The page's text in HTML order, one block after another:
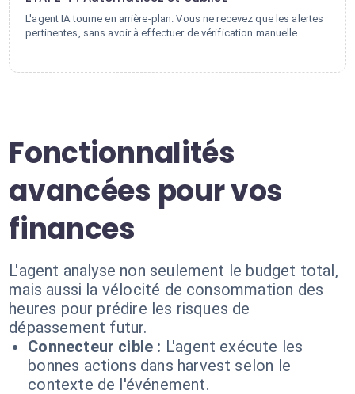
L'agent IA tourne en arrière-plan. Vous ne recevez que les alertes
pertinentes, sans avoir à effectuer de vérification manuelle.
Fonctionnalités
avancées pour vos
finances
L'agent analyse non seulement le budget total,
mais aussi la vélocité de consommation des
heures pour prédire les risques de
dépassement futur.
Connecteur cible : L'agent exécute les
bonnes actions dans harvest selon le
contexte de l'événement.